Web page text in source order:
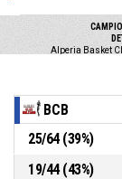
Alperia Basket
BCB
25/64(39%)
19/44(43%)